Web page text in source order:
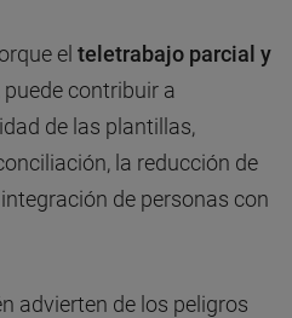
el teletrabajo parcial y
puede contribuir a
de las plantillas,
la reducción de
de personas con
advierten de los peligros